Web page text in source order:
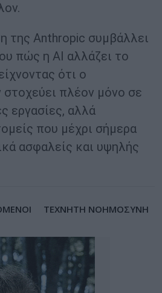
της Anthropic συμβάλλει
πώς η AI αλλάζει το
ότι ο
στοχεύει πλέον μόνο σε
εργασίες, αλλά
που μέχρι σήμερα
ασφαλείς και υψηλής
ΤΕΧΝΗΤΗ ΝΟΗΜΟΣΥΝΗ